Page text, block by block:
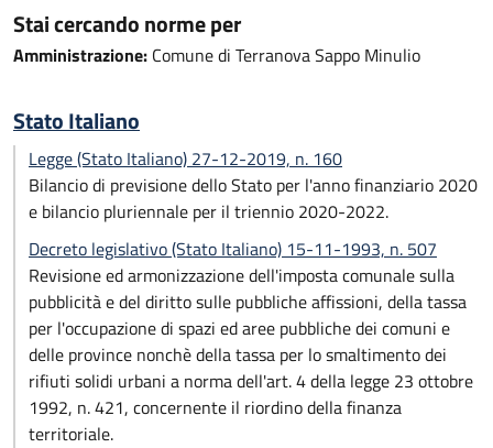
Stai cercando norme per
Amministrazione: Comune di Terranova Sappo Minulio
Stato Italiano
Legge (Stato Italiano) 27-12-2019, n. 160
Bilancio di previsione dello Stato per l'anno finanziario 2020
e bilancio pluriennale per il triennio 2020-2022.
Decreto legislativo (Stato Italiano) 15-11-1993, n. 507
Revisione ed armonizzazione dell'imposta comunale sulla
pubblicità e del diritto sulle pubbliche affissioni, della tassa
per l'occupazione di spazi ed aree pubbliche dei comuni e
delle province nonchè della tassa per lo smaltimento dei
rifiuti solidi urbani a norma dell'art. 4 della legge 23 ottobre
1992, n. 421, concernente il riordino della finanza
territoriale.